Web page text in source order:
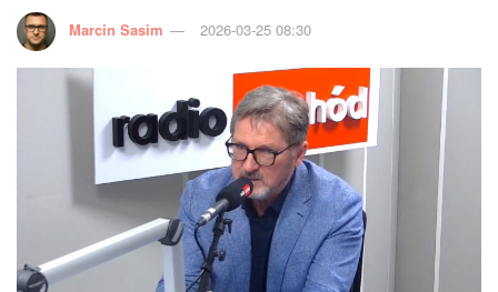
Marcin Sasim 2026-03-25 08:30